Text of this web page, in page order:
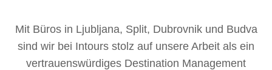
Mit Büros in Ljubljana, Split, Dubrovnik und Budva
sind wir bei Intours stolz auf unsere Arbeit als ein
vertrauenswürdiges Destination Management